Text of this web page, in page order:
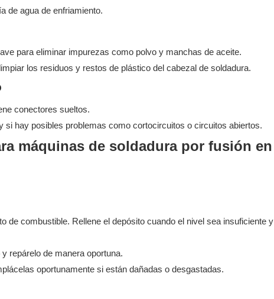
de agua de enfriamiento.
para eliminar impurezas como polvo y manchas de aceite.
los residuos y restos de plástico del cabezal de soldadura.
conectores sueltos.
hay posibles problemas como cortocircuitos o circuitos abiertos.
máquinas de soldadura por fusión en
de combustible. Rellene el depósito cuando el nivel sea insuficiente y
repárelo de manera oportuna.
oportunamente si están dañadas o desgastadas.